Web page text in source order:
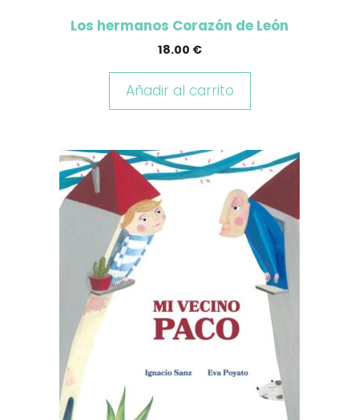
Los hermanos Corazón de León
18.00 €
Añadir al carrito